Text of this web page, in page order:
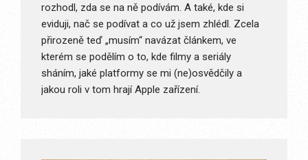
rozhodl, zda se na ně podívám. A také, kde si
eviduji, nač se podívat a co už jsem zhlédl. Zcela
přirozeně teď „musím“ navázat článkem, ve
kterém se podělím o to, kde filmy a seriály
sháním, jaké platformy se mi (ne)osvědčily a
jakou roli v tom hrají Apple zařízení.